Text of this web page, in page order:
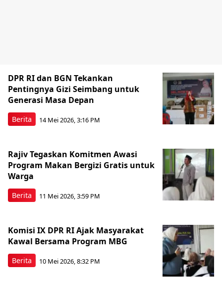
Berita
DPR RI dan BGN Tekankan
Pentingnya Gizi Seimbang untuk
Generasi Masa Depan
14 Mei 2026, 3:16 PM
Berita
Rajiv Tegaskan Komitmen Awasi
Program Makan Bergizi Gratis untuk
Warga
11 Mei 2026, 3:59 PM
Berita
Komisi IX DPR RI Ajak Masyarakat
Kawal Bersama Program MBG
10 Mei 2026, 8:32 PM